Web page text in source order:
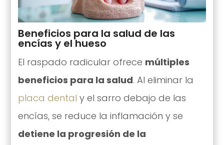
Beneficios para la salud de las
encías y el hueso
El raspado radicular ofrece múltiples
beneficios para la salud. Al eliminar la
placa dental y el sarro debajo de las
encías, se reduce la inflamación y se
detiene la progresión de la